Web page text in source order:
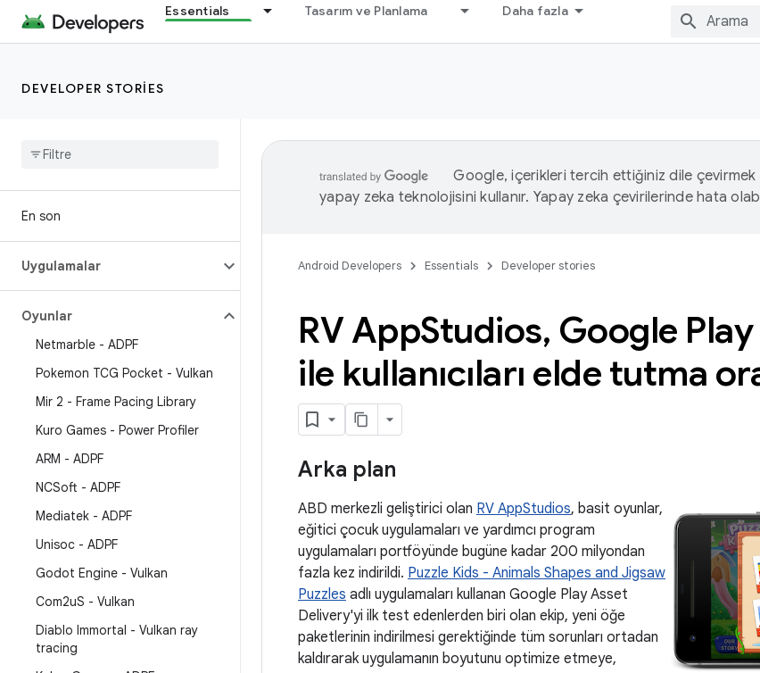
Essentials Tasarım ve Planlama Daha fazla
DEVELOPER STORIES
En son
Uygulamalar
Oyunlar
Netmarble - ADPF
Pokemon TCG Pocket - Vulkan
Mir 2 - Frame Pacing Library
Kuro Games - Power Profiler
ARM - ADPF
NCSoft - ADPF
Mediatek - ADPF
Unisoc - ADPF
Godot Engine - Vulkan
Com2uS - Vulkan
Diablo Immortal - Vulkan ray
tracing
Google, içerikleri tercih ettiğiniz dile çevirmek
yapay zeka teknolojisini kullanır. Yapay zeka çevirilerinde hata
Android Developers Essentials Developer stories
RV AppStudios, Google
ile kullanıcıları elde tutma
Arka plan
ABD merkezli geliştirici olan RV AppStudios, basit oyunlar,
eğitici çocuk uygulamaları ve yardımcı program
uygulamaları portföyünde bugüne kadar 200 milyondan
fazla kez indirildi. Puzzle Kids - Animals Shapes and Jigsaw
Puzzles adlı uygulamaları kullanan Google Play Asset
Delivery'yi ilk test edenlerden biri olan ekip, yeni öğe
paketlerinin indirilmesi gerektiğinde tüm sorunları ortadan
kaldırarak uygulamanın boyutunu optimize etmeye,